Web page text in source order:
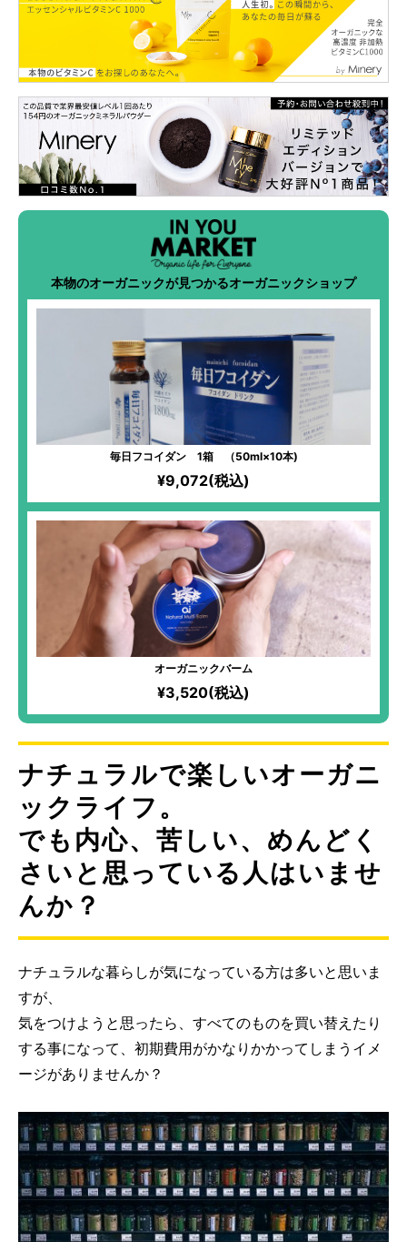
本物のオーガニックが見つかるオーガニックショップ
毎日フコイダン 1箱 （50ml×10本)
¥9,072(税込)
オーガニックバーム
¥3,520(税込)
ナチュラルで楽しいオーガニ
ックライフ。
でも内心、苦しい、めんどく
さいと思っている人はいませ
んか？
ナチュラルな暮らしが気になっている方は多いと思いま
すが、
気をつけようと思ったら、すべてのものを買い替えたり
する事になって、初期費用がかなりかかってしまうイメ
ージがありませんか？